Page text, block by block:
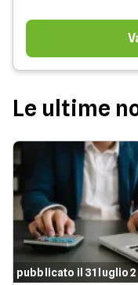
Le ultime
pubblicato il 31 luglio